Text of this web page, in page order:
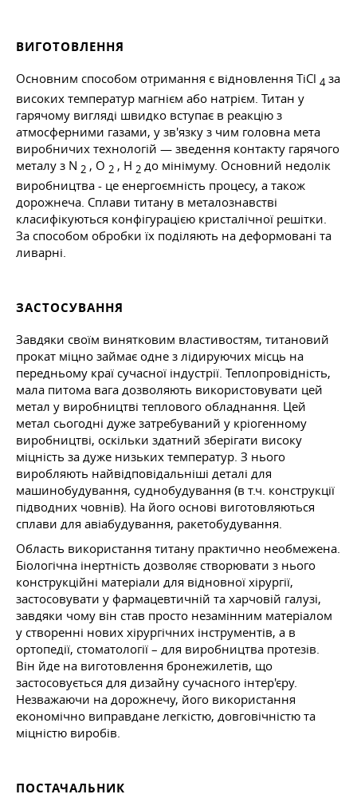
ВИГОТОВЛЕННЯ
Основним способом отримання є відновлення TiCl 4 за
високих температур магнієм або натрієм. Титан у
гарячому вигляді швидко вступає в реакцію з
атмосферними газами, у зв'язку з чим головна мета
виробничих технологій — зведення контакту гарячого
металу з N 2 , O 2 , H 2 до мінімуму. Основний недолік
виробництва - це енергоємність процесу, а також
дорожнеча. Сплави титану в металознавстві
класифікуються конфігурацією кристалічної решітки.
За способом обробки їх поділяють на деформовані та
ливарні.
ЗАСТОСУВАННЯ
Завдяки своїм винятковим властивостям, титановий
прокат міцно займає одне з лідируючих місць на
передньому краї сучасної індустрії. Теплопровідність,
мала питома вага дозволяють використовувати цей
метал у виробництві теплового обладнання. Цей
метал сьогодні дуже затребуваний у кріогенному
виробництві, оскільки здатний зберігати високу
міцність за дуже низьких температур. З нього
виробляють найвідповідальніші деталі для
машинобудування, суднобудування (в т.ч. конструкції
підводних човнів). На його основі виготовляються
сплави для авіабудування, ракетобудування.
Область використання титану практично необмежена.
Біологічна інертність дозволяє створювати з нього
конструкційні матеріали для відновної хірургії,
застосовувати у фармацевтичній та харчовій галузі,
завдяки чому він став просто незамінним матеріалом
у створенні нових хірургічних інструментів, а в
ортопедії, стоматології – для виробництва протезів.
Він йде на виготовлення бронежилетів, що
застосовується для дизайну сучасного інтер'єру.
Незважаючи на дорожнечу, його використання
економічно виправдане легкістю, довговічністю та
міцністю виробів.
ПОСТАЧАЛЬНИК